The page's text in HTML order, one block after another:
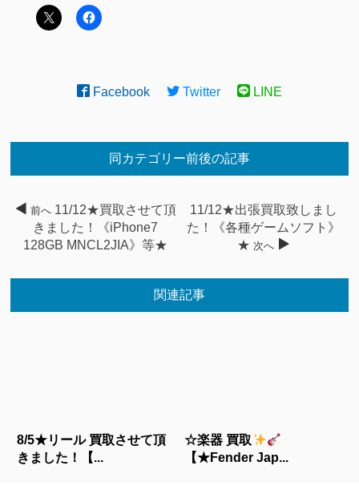
Facebook Twitter LINE
同カテゴリー前後の記事
前へ 11/12★買取させて頂
きました！《iPhone7
128GB MNCL2JIA》等★
11/12★出張買取致しまし
た！《各種ゲームソフト》
★ 次へ
関連記事
8/5★リール 買取させて頂
きました！【...
☆楽器 買取
【★Fender Jap...